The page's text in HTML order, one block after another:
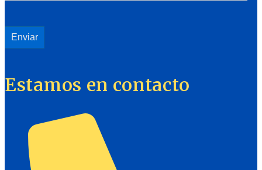
Estamos en contacto